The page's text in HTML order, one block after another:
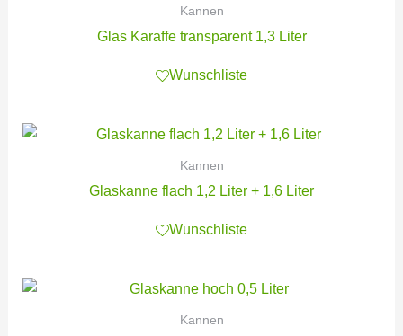
Kannen
Glas Karaffe transparent 1,3 Liter
Wunschliste
Kannen
Glaskanne flach 1,2 Liter + 1,6 Liter
Wunschliste
Kannen